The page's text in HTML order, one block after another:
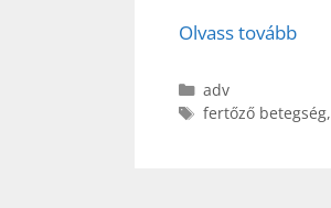
Olvass tovább
Kategória
adv
Címkék
fertőző betegség,